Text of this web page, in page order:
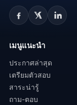
เมนูแนะนำ
ประกาศล่าสุด
เตรียมตัวสอบ
สาระน่ารู้
ถาม-ตอบ